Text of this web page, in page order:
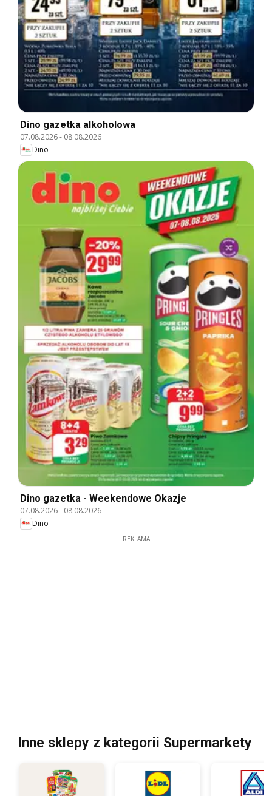
Dino gazetka alkoholowa
07.08.2026- 08.08.2026
Dino
Dino gazetka - Weekendowe Okazje
07.08.2026- 08.08.2026
Dino
REKLAMA
Inne sklepy z kategorii Supermarkety